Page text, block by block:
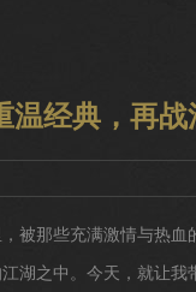
温经典，再战
被那些充满激情与热
湖之中。今天，就让